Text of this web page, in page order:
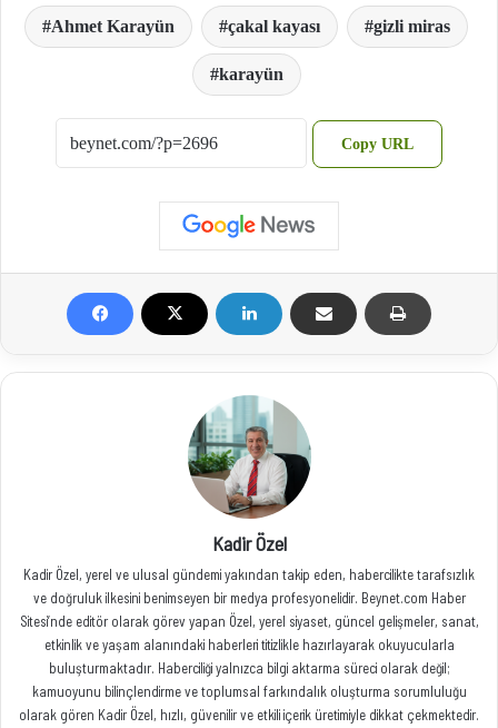
Ahmet Karayün çakal kayası gizli miras
karayün
Copy URL
Kadir Özel
Kadir Özel, yerel ve ulusal gündemi yakından takip eden, habercilikte tarafsızlık
ve doğruluk ilkesini benimseyen bir medya profesyonelidir. Beynet.com Haber
Sitesi’nde editör olarak görev yapan Özel, yerel siyaset, güncel gelişmeler, sanat,
etkinlik ve yaşam alanındaki haberleri titizlikle hazırlayarak okuyucularla
buluşturmaktadır. Haberciliği yalnızca bilgi aktarma süreci olarak değil;
kamuoyunu bilinçlendirme ve toplumsal farkındalık oluşturma sorumluluğu
olarak gören Kadir Özel, hızlı, güvenilir ve etkili içerik üretimiyle dikkat çekmektedir.